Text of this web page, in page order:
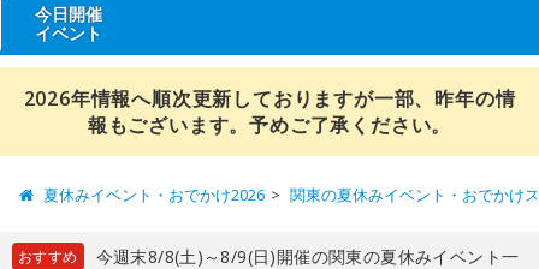
今日開催
イベント
2026年情報へ順次更新しておりますが一部、昨年の情
報もございます。予めご了承ください。
夏休みイベント・おでかけ2026 関東の夏休みイベント・おでかけ
おすすめ
今週末8/8(土)～8/9(日)開催の関東の夏休みイベント一